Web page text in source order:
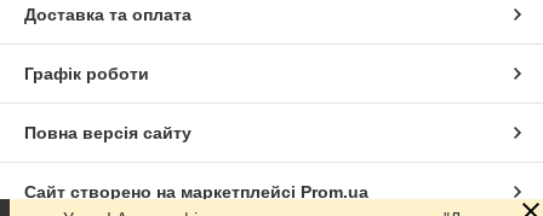
Доставка та оплата
Графік роботи
Повна версія сайту
Сайт створено на маркетплейсі Prom.ua